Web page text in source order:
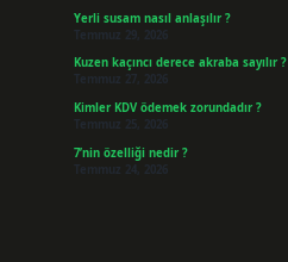
Yerli susam nasıl anlaşılır ?
Temmuz 29, 2026
Kuzen kaçıncı derece akraba sayılır ?
Temmuz 27, 2026
Kimler KDV ödemek zorundadır ?
Temmuz 25, 2026
7’nin özelliği nedir ?
Temmuz 24, 2026